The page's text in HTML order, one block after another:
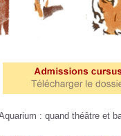
: quand théâtre et